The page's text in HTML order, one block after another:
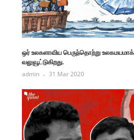
ஒர் உலகளாவிய பெருந்தொற்று
வலுவூட்டுகிறது.
admin 31 Mar 2020